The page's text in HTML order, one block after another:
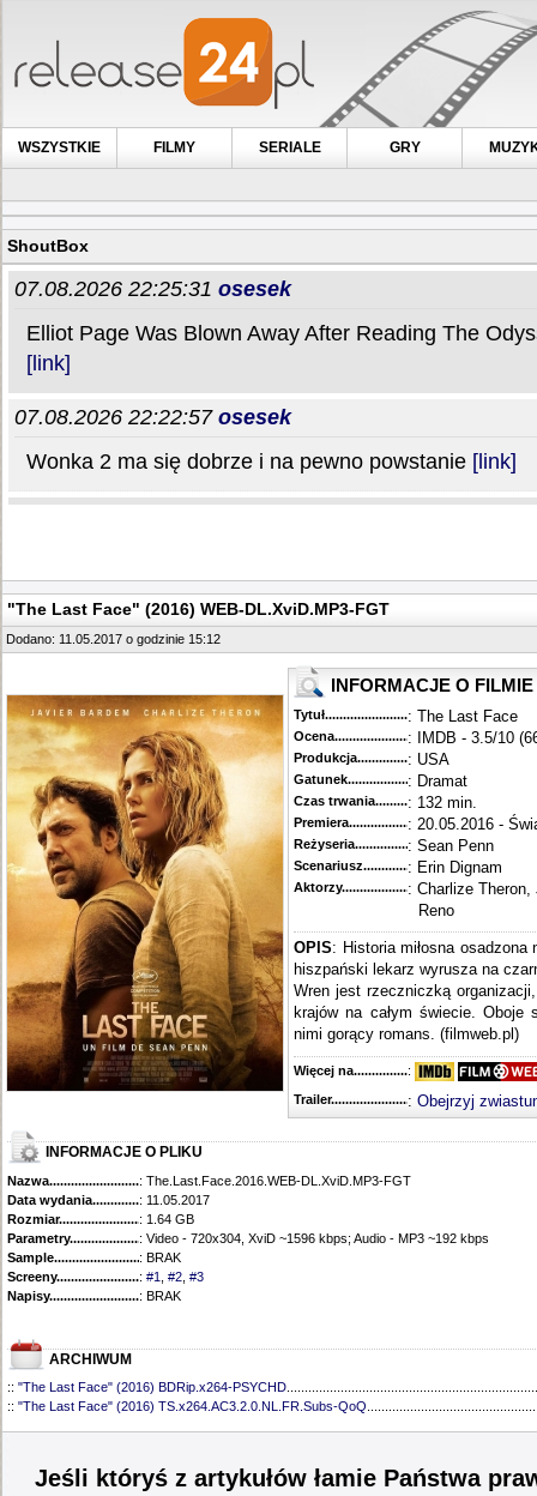
WSZYSTKIE FILMY SERIALE GRY
ShoutBox
"The Last Face" (2016) WEB-DL.XviD.MP3-FGT
Dodano: 11.05.2017 o godzinie 15:12
INFORMACJE O FILMIE
Tytuł............................................
: The Last Face
Ocena.............................................
: IMDB - 3.5/10
Produkcja.........................................
: USA
Gatunek...........................................
: Dramat
Czas trwania......................................
: 132 min.
Premiera..........................................
: 20.05.2016 -
Reżyseria........................................
: Sean Penn
Scenariusz........................................
: Erin Dignam
Aktorzy...........................................
: Charlize
Reno
OPIS: Historia miłosna
hiszpański lekarz wyrusza na
Wren jest rzeczniczką
krajów na całym świecie.
nimi gorący romans. (filmweb.pl)
Więcej na........................................
:
Trailer...........................................
: Obejrzyj
INFORMACJE O PLIKU
Nazwa.............................................: The.Last.Face.2016.WEB-DL.XviD.MP3-FGT
Data wydania......................................
: 11.05.2017
Rozmiar...........................................
: 1.64 GB
Parametry.........................................: Video - 720x304, XviD ~1596 kbps; Audio - MP3 ~192 kbps
Sample............................................
: BRAK
Screeny...........................................
: #1 #2 #3
Napisy............................................
: BRAK
ARCHIWUM
:: "The Last Face" (2016) BDRip.x264-PSYCHD
:: "The Last Face" (2016) TS.x264.AC3.2.0.NL.FR.Subs-QoQ
Jeśli któryś z artykułów łamie Państwa